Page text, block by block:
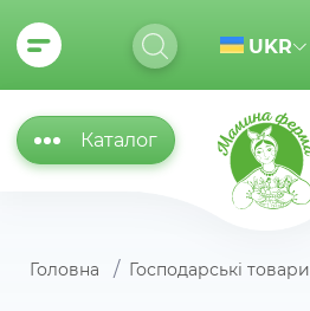
UKR
Каталог
Головна Господарські товари